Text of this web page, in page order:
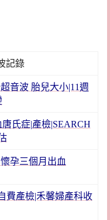
記錄
音波 胎兒大小|11週
氏症|產檢|SEARCH
孕三個月出血
費產檢|禾馨婦產科收